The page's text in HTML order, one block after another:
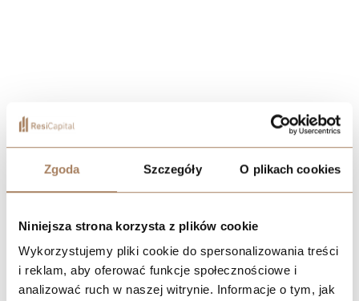
Zgoda Szczegóły O plikach cookies
Niniejsza strona korzysta z plików cookie
Wykorzystujemy pliki cookie do spersonalizowania treści
i reklam, aby oferować funkcje społecznościowe i
analizować ruch w naszej witrynie. Informacje o tym, jak